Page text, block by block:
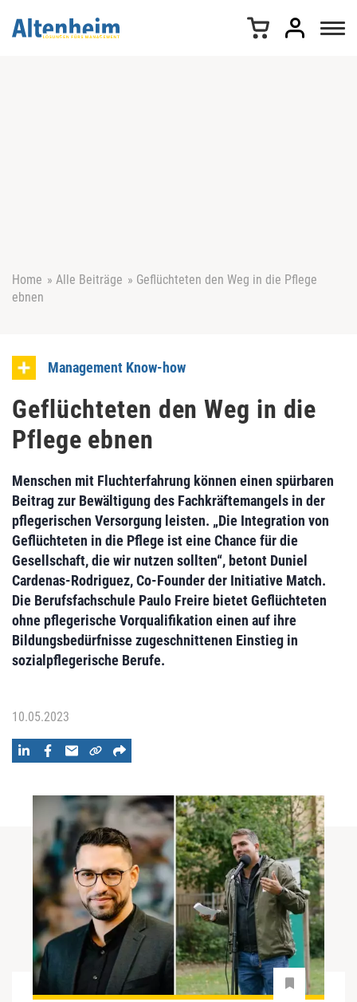
Home » Alle Beiträge » Geflüchteten den Weg in die Pflege
ebnen
Management Know-how
Geflüchteten den Weg in die
Pflege ebnen
Menschen mit Fluchterfahrung können einen spürbaren
Beitrag zur Bewältigung des Fachkräftemangels in der
pflegerischen Versorgung leisten. „Die Integration von
Geflüchteten in die Pflege ist eine Chance für die
Gesellschaft, die wir nutzen sollten“, betont Duniel
Cardenas-Rodriguez, Co-Founder der Initiative Match.
Die Berufsfachschule Paulo Freire bietet Geflüchteten
ohne pflegerische Vorqualifikation einen auf ihre
Bildungsbedürfnisse zugeschnittenen Einstieg in
sozialpflegerische Berufe.
10.05.2023